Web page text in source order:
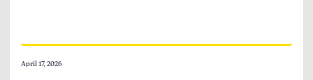
April 17, 2026